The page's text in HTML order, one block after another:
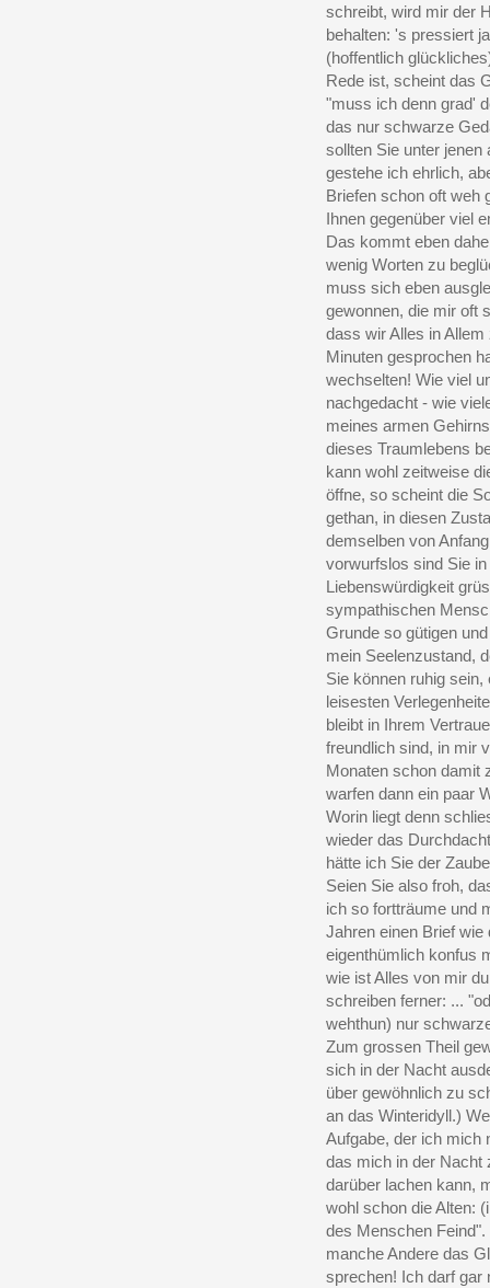
schreibt, wird mir der
behalten: 's pressiert
(hoffentlich
Rede ist, scheint das
"muss ich denn grad'
das nur schwarze
sollten Sie unter jenen
gestehe ich ehrlich,
Briefen schon oft weh
Ihnen gegenüber viel
Das kommt eben
wenig Worten zu
muss sich eben
gewonnen, die mir oft
dass wir Alles in
Minuten gesprochen
wechselten! Wie viel
nachgedacht - wie
meines armen
dieses Traumlebens
kann wohl zeitweise
öffne, so scheint die
gethan, in diesen
demselben von
vorwurfslos sind Sie
Liebenswürdigkeit
sympathischen
Grunde so gütigen
mein Seelenzustand,
Sie können ruhig
leisesten
bleibt in Ihrem
freundlich sind, in mir
Monaten schon damit
warfen dann ein paar
Worin liegt denn
wieder das
hätte ich Sie der
Seien Sie also froh,
ich so fortträume und
Jahren einen Brief
eigenthümlich konfus
wie ist Alles von mir
schreiben ferner: ...
wehthun) nur
Zum grossen Theil
sich in der Nacht
über gewöhnlich zu
an das Winteridyll.)
Aufgabe, der ich mich
das mich in der Nacht
darüber lachen kann,
wohl schon die Alten:
des Menschen
manche Andere das
sprechen! Ich darf gar